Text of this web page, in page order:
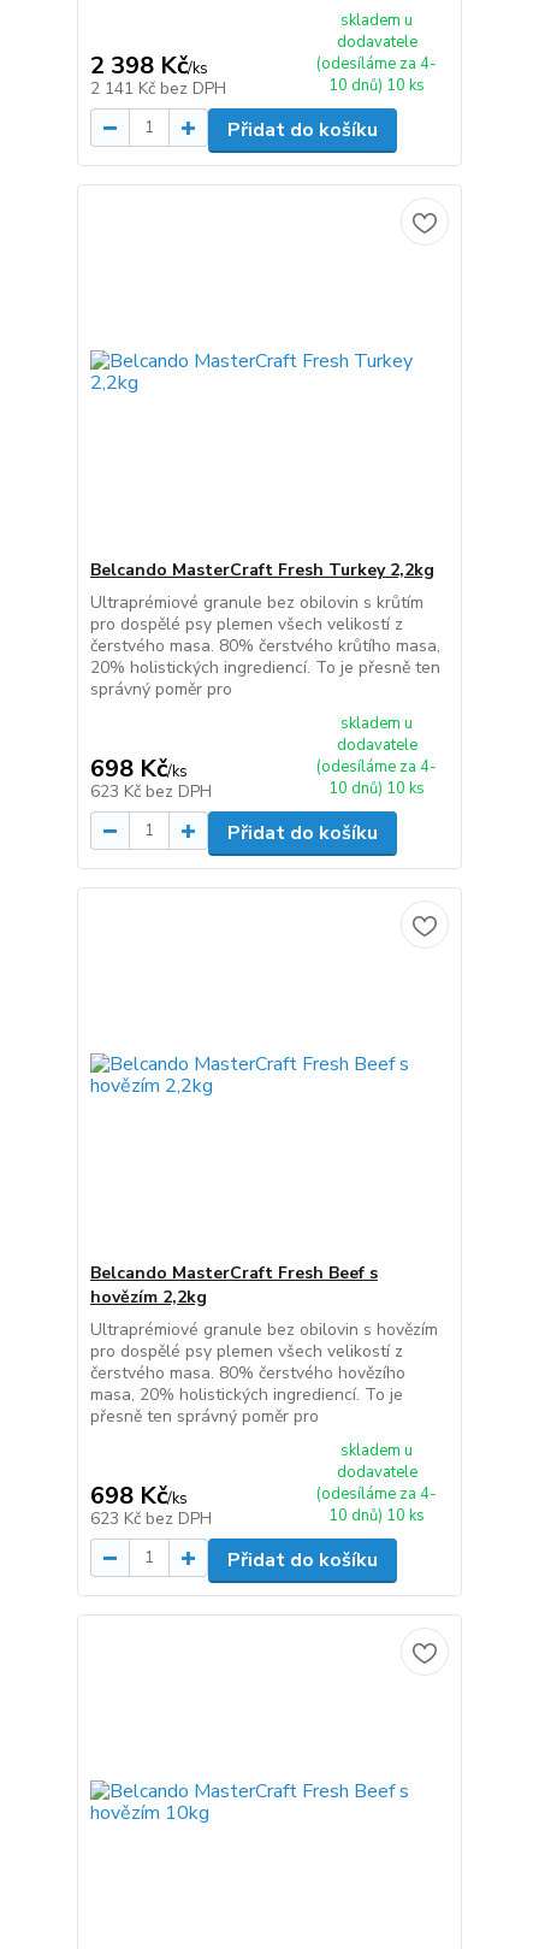
2 398 Kč/ks
2 141 Kč bez DPH
skladem u
dodavatele
(odesíláme za 4-
10 dnů) 10 ks
Přidat do košíku
Belcando MasterCraft Fresh Turkey 2,2kg
Ultraprémiové granule bez obilovin s krůtím
pro dospělé psy plemen všech velikostí z
čerstvého masa. 80% čerstvého krůtího masa,
20% holistických ingrediencí. To je přesně ten
správný poměr pro
698 Kč/ks
623 Kč bez DPH
skladem u
dodavatele
(odesíláme za 4-
10 dnů) 10 ks
Přidat do košíku
Belcando MasterCraft Fresh Beef s
hovězím 2,2kg
Ultraprémiové granule bez obilovin s hovězím
pro dospělé psy plemen všech velikostí z
čerstvého masa. 80% čerstvého hovězího
masa, 20% holistických ingrediencí. To je
přesně ten správný poměr pro
698 Kč/ks
623 Kč bez DPH
skladem u
dodavatele
(odesíláme za 4-
10 dnů) 10 ks
Přidat do košíku